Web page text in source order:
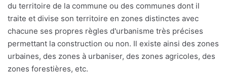
du territoire de la commune ou des communes dont il
traite et divise son territoire en zones distinctes avec
chacune ses propres règles d'urbanisme très précises
permettant la construction ou non. Il existe ainsi des zones
urbaines, des zones à urbaniser, des zones agricoles, des
zones forestières, etc.